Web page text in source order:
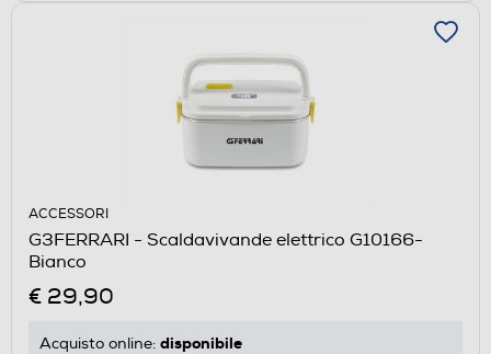
ACCESSORI
G3FERRARI - Scaldavivande elettrico G10166-
Bianco
€ 29,90
Acquisto online: disponibile